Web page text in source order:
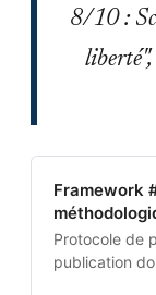
8/10 :
Framework
Protocole de
publication